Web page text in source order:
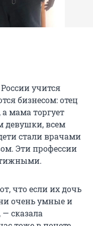
учится
бизнесом: отец
мама торгует
девушки, всем
стали врачами
Эти профессии
что если их дочь
очень умные и
сказала